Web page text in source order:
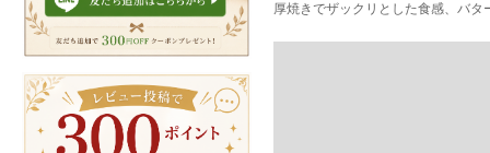
厚焼きでザックリとした食感、バ